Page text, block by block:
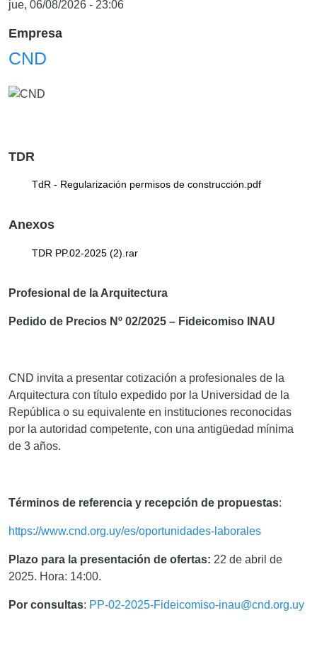
jue, 06/08/2026 - 23:06
Empresa
CND
TDR
TdR - Regularización permisos de construcción.pdf
Anexos
TDR PP.02-2025 (2).rar
Profesional de la Arquitectura
Pedido de Precios Nº 02/2025 – Fideicomiso INAU
CND invita a presentar cotización a profesionales de la
Arquitectura con título expedido por la Universidad de la
República o su equivalente en instituciones reconocidas
por la autoridad competente, con una antigüedad mínima
de 3 años.
Términos de referencia y recepción de propuestas:
https://www.cnd.org.uy/es/oportunidades-laborales
Plazo para la presentación de ofertas: 22 de abril de
2025. Hora: 14:00.
Por consultas: PP-02-2025-Fideicomiso-inau@cnd.org.uy